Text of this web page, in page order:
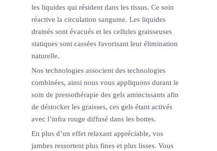
les liquides qui résident dans les tissus. Ce soin
réactive la circulation sanguine. Les liquides
drainés sont évacués et les cellules graisseuses
statiques sont cassées favorisant leur élimination
naturelle.
Nos technologies associent des technologies
combinées, ainsi nous vous appliquons durant le
soin de pressothérapie des gels amincissants afin
de déstocker les graisses, ces gels étant activés
avec l’infra rouge diffusé dans les bottes.
En plus d’un effet relaxant appréciable, vos
jambes ressortent plus fines et plus lisses. Vous